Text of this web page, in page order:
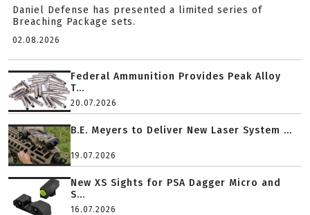
Daniel Defense has presented a limited series of
Breaching Package sets.
02.08.2026
Federal Ammunition Provides Peak Alloy
T...
20.07.2026
B.E. Meyers to Deliver New Laser System ...
19.07.2026
New XS Sights for PSA Dagger Micro and
S...
16.07.2026